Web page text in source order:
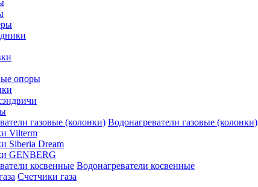
опоры
Водонагреватели газовые (колонки)
Vilterm
Siberia Dream
GENBERG
Водонагреватели косвенные
Счетчики газа